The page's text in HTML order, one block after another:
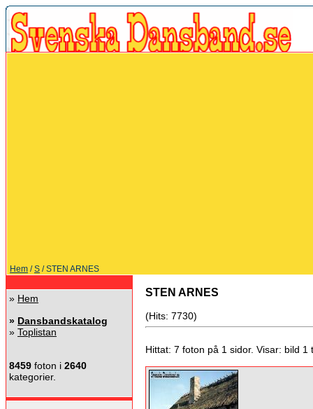
Hem /S / STEN ARNES
» Hem
» Dansbandskatalog
» Toplistan
8459 foton i 2640
kategorier.
STEN ARNES
(Hits: 7730)
Hittat: 7 foton på 1 sidor. Visar: bild 1